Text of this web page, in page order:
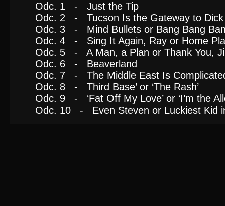
Odc. 1 - Just the Tip
Odc. 2 - Tucson Is the Gateway to Dick
Odc. 3 - Mind Bullets or Bang Bang
Odc. 4 - Sing It Again, Ray or Home
Odc. 5 - A Man, a Plan or Thank You,
Odc. 6 - Beaverland
Odc. 7 - The Middle East Is
Odc. 8 - Third Base’ or ‘The Rash’
Odc. 9 - ‘Fat Off My Love’ or ‘I’m the
Odc. 10 - Even Steven or Luckiest Kid